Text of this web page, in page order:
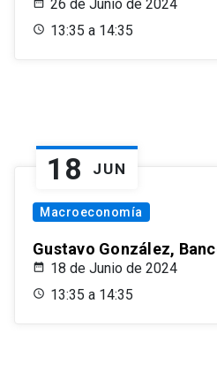
26 de Junio de 2024
13:35 a 14:35
18 JUN
Macroeconomía
Gustavo González,
18 de Junio de 2024
13:35 a 14:35